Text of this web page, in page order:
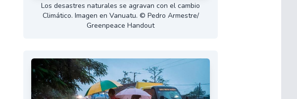
Los desastres naturales se agravan con el cambio
Climático. Imagen en Vanuatu. © Pedro Armestre/
Greenpeace Handout